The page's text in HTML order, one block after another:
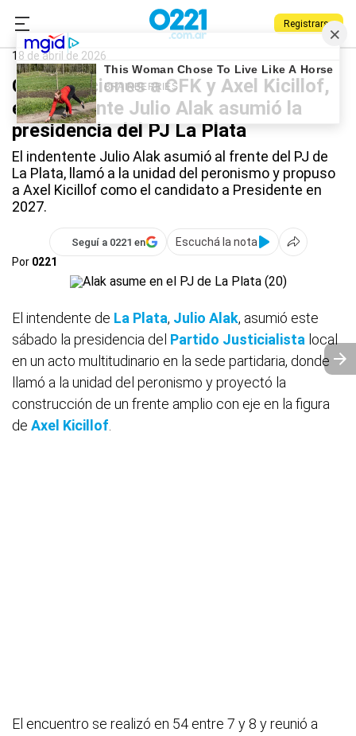
Registrarse
0221.com.ar
Julio Alak
18 de abril de 2026
Con menciones a CFK y Axel Kicillof,
el intendente Julio Alak asumió la
presidencia del PJ La Plata
El indentente Julio Alak asumió al frente del PJ de
La Plata, llamó a la unidad del peronismo y propuso
a Axel Kicillof como el candidato a Presidente en
2027.
Seguí a 0221 en
Escuchá la nota
Por 0221
El intendente de La Plata, Julio Alak, asumió este
sábado la presidencia del Partido Justicialista local
en un acto multitudinario en la sede partidaria, donde
llamó a la unidad del peronismo y proyectó la
construcción de un frente amplio con eje en la figura
de Axel Kicillof
El encuentro se realizó en 54 entre 7 y 8 y reunió a